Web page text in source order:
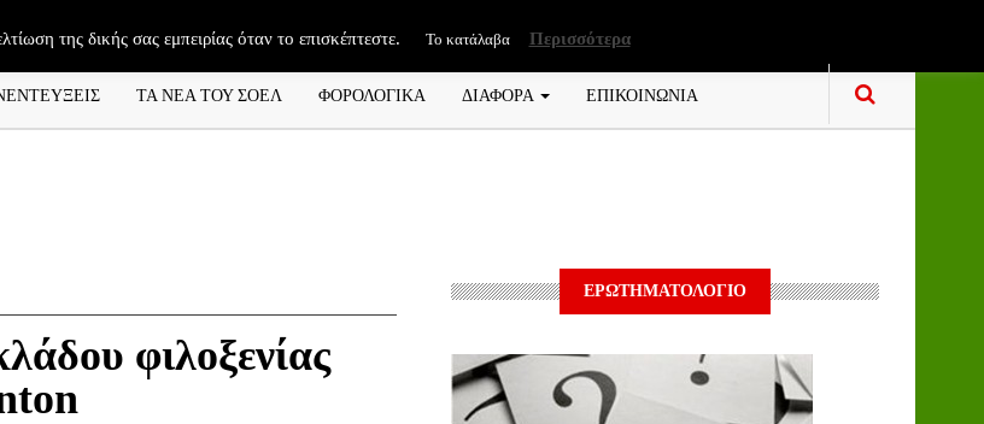
ΤΑ ΝΕΑ ΤΟΥ ΣΟΕΛ ΦΟΡΟΛΟΓΙΚΑ ΔΙΑΦΟΡΑ ΕΠΙΚΟΙΝΩΝΙΑ
φιλοξενίας
ΕΡΩΤΗΜΑΤΟΛΟΓΙΟ
της δικής σας εμπειρίας όταν το επισκέπτεστε. Το κατάλαβα Περισσότερα